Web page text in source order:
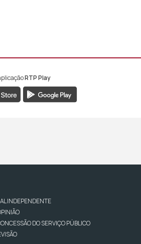
África
África
RTP Play
INDEPENDENTE
DO SERVIÇO PÚBLICO